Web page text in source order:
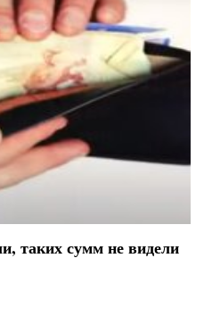
таких сумм не видели